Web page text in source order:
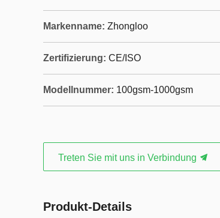
Markenname: Zhongloo
Zertifizierung: CE/ISO
Modellnummer: 100gsm-1000gsm
Treten Sie mit uns in Verbindung
Produkt-Details